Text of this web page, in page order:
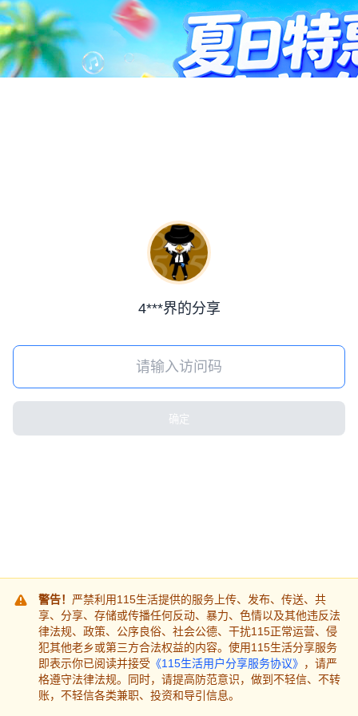
4***界的分享
确定
警告！ 严禁利用115生活提供的服务上传、发布、传送、共
享、分享、存储或传播任何反动、暴力、色情以及其他违反法
律法规、政策、公序良俗、社会公德、干扰115正常运营、侵
犯其他老乡或第三方合法权益的内容。使用115生活分享服务
即表示你已阅读并接受 《115生活用户分享服务协议》 ，请严
格遵守法律法规。同时，请提高防范意识，做到不轻信、不转
账，不轻信各类兼职、投资和导引信息。